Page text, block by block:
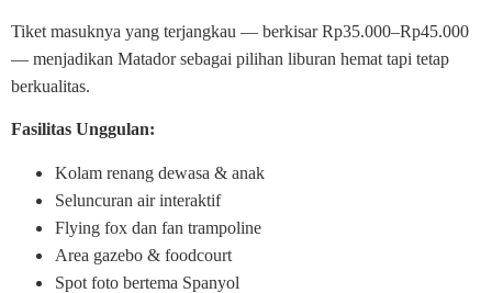
Tiket masuknya yang terjangkau — berkisar Rp35.000–Rp45.000
— menjadikan Matador sebagai pilihan liburan hemat tapi tetap
berkualitas.
Fasilitas Unggulan:
Kolam renang dewasa & anak
Seluncuran air interaktif
Flying fox dan fan trampoline
Area gazebo & foodcourt
Spot foto bertema Spanyol